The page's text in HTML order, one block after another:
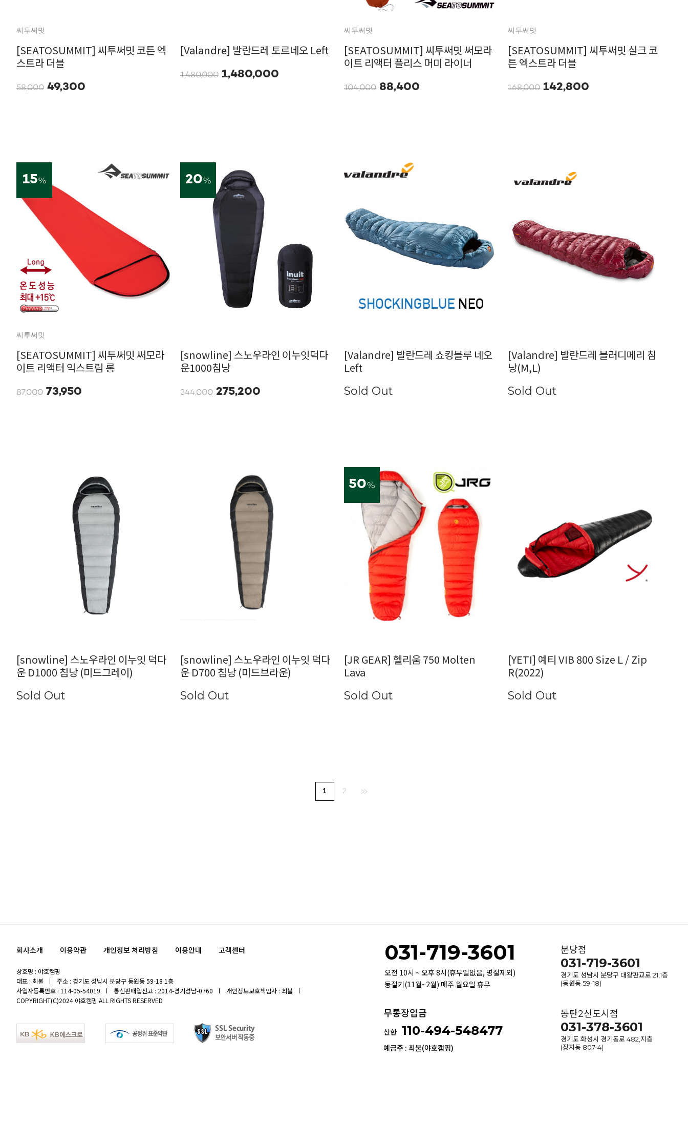
씨투써밋
[SEATOSUMMIT] 씨투써밋 코튼 엑
스트라 더블
58,000 49,300
[Valandre] 발란드레 토르네오 Left
1,480,000 1,480,000
씨투써밋
[SEATOSUMMIT] 씨투써밋 써모라
이트 리액터 플리스 머미 라이너
104,000 88,400
씨투써밋
[SEATOSUMMIT] 씨투써밋 실크 코
튼 엑스트라 더블
168,000 142,800
15%
씨투써밋
[SEATOSUMMIT] 씨투써밋 써모라
이트 리액터 익스트림 롱
87,000 73,950
20%
[snowline] 스노우라인 이누잇덕다
운1000침낭
344,000 275,200
[Valandre] 발란드레 쇼킹블루 네오
Left
Sold Out
[Valandre] 발란드레 블러디메리 침
낭(M,L)
Sold Out
[snowline] 스노우라인 이누잇 덕다
운 D1000 침낭 (미드그레이)
Sold Out
[snowline] 스노우라인 이누잇 덕다
운 D700 침낭 (미드브라운)
Sold Out
50%
[JR GEAR] 헬리움 750 Molten
Lava
Sold Out
[YETI] 예티 VIB 800 Size L / Zip
R(2022)
Sold Out
1 2
회사소개 이용약관 개인정보 처리방침 이용안내 고객센터
상호명 : 야호캠핑
대표 : 최불
주소 : 경기도 성남시 분당구 동원동 59-18 1층
사업자등록번호 : 114-05-54019
통신판매업신고 : 2014-경기성남-0760
개인정보보호책임자 : 최불
COPYRIGHT(C)2024 야호캠핑 ALL RIGHTS RESERVED
031-719-3601
오전 10시 ~ 오후 8시(휴무일없음, 명절제외)
동절기(11월~2월) 매주 월요일 휴무
무통장입금
신한 110-494-548477
예금주 : 최불(야호캠핑)
분당점
031-719-3601
경기도 성남시 분당구 대왕판교로 21,1층
(동원동 59-18)
동탄2신도시점
031-378-3601
경기도 화성시 경기동로 482,지층
(장지동 807-4)